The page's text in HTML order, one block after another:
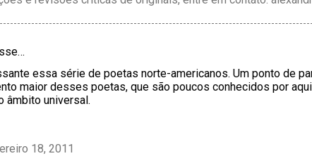
essa série de poetas norte-americanos. Um ponto de
maior desses poetas, que são poucos conhecidos por
âmbito universal.
18, 2011